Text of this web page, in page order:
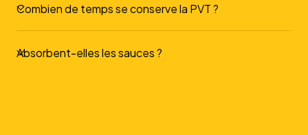
Combien de temps se conserve la PVT ?
Absorbent-elles les sauces ?